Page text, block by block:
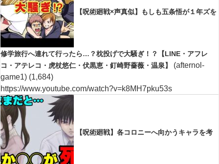
【呪術廻戦×声真似】もしも五条悟が１年ズを
修学旅行へ連れて行ったら…？枕投げで大騒ぎ！？【LINE・アフレ
コ・アテレコ・虎杖悠仁・伏黒恵・釘崎野薔薇・温泉】
(afternol-
game1) (1,684)
https://www.youtube.com/watch?v=k8MH7pku53s
【呪術廻戦】各コロニーへ向かうキャラを考